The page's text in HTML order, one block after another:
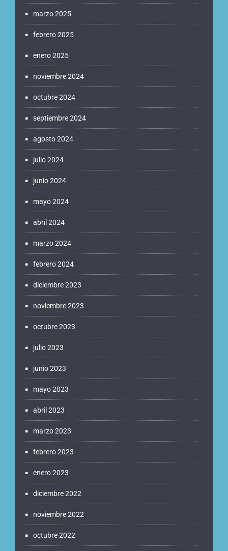
marzo 2025
febrero 2025
enero 2025
noviembre 2024
octubre 2024
septiembre 2024
agosto 2024
julio 2024
junio 2024
mayo 2024
abril 2024
marzo 2024
febrero 2024
diciembre 2023
noviembre 2023
octubre 2023
julio 2023
junio 2023
mayo 2023
abril 2023
marzo 2023
febrero 2023
enero 2023
diciembre 2022
noviembre 2022
octubre 2022